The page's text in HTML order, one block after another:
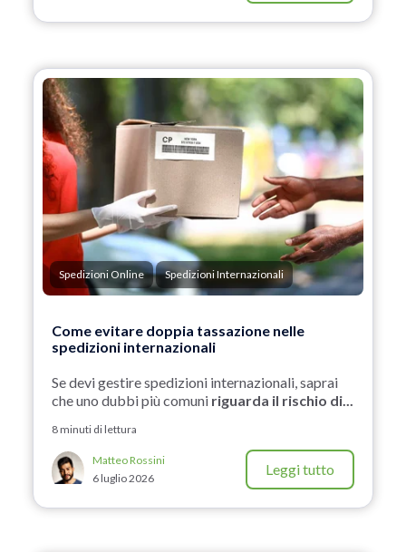
Spedizioni Online Spedizioni Internazionali
Come evitare doppia tassazione nelle
spedizioni internazionali
Se devi gestire spedizioni internazionali, saprai
che uno dubbi più comuni riguarda il rischio di...
8 minuti di lettura
Matteo Rossini
6 luglio 2026
Leggi tutto